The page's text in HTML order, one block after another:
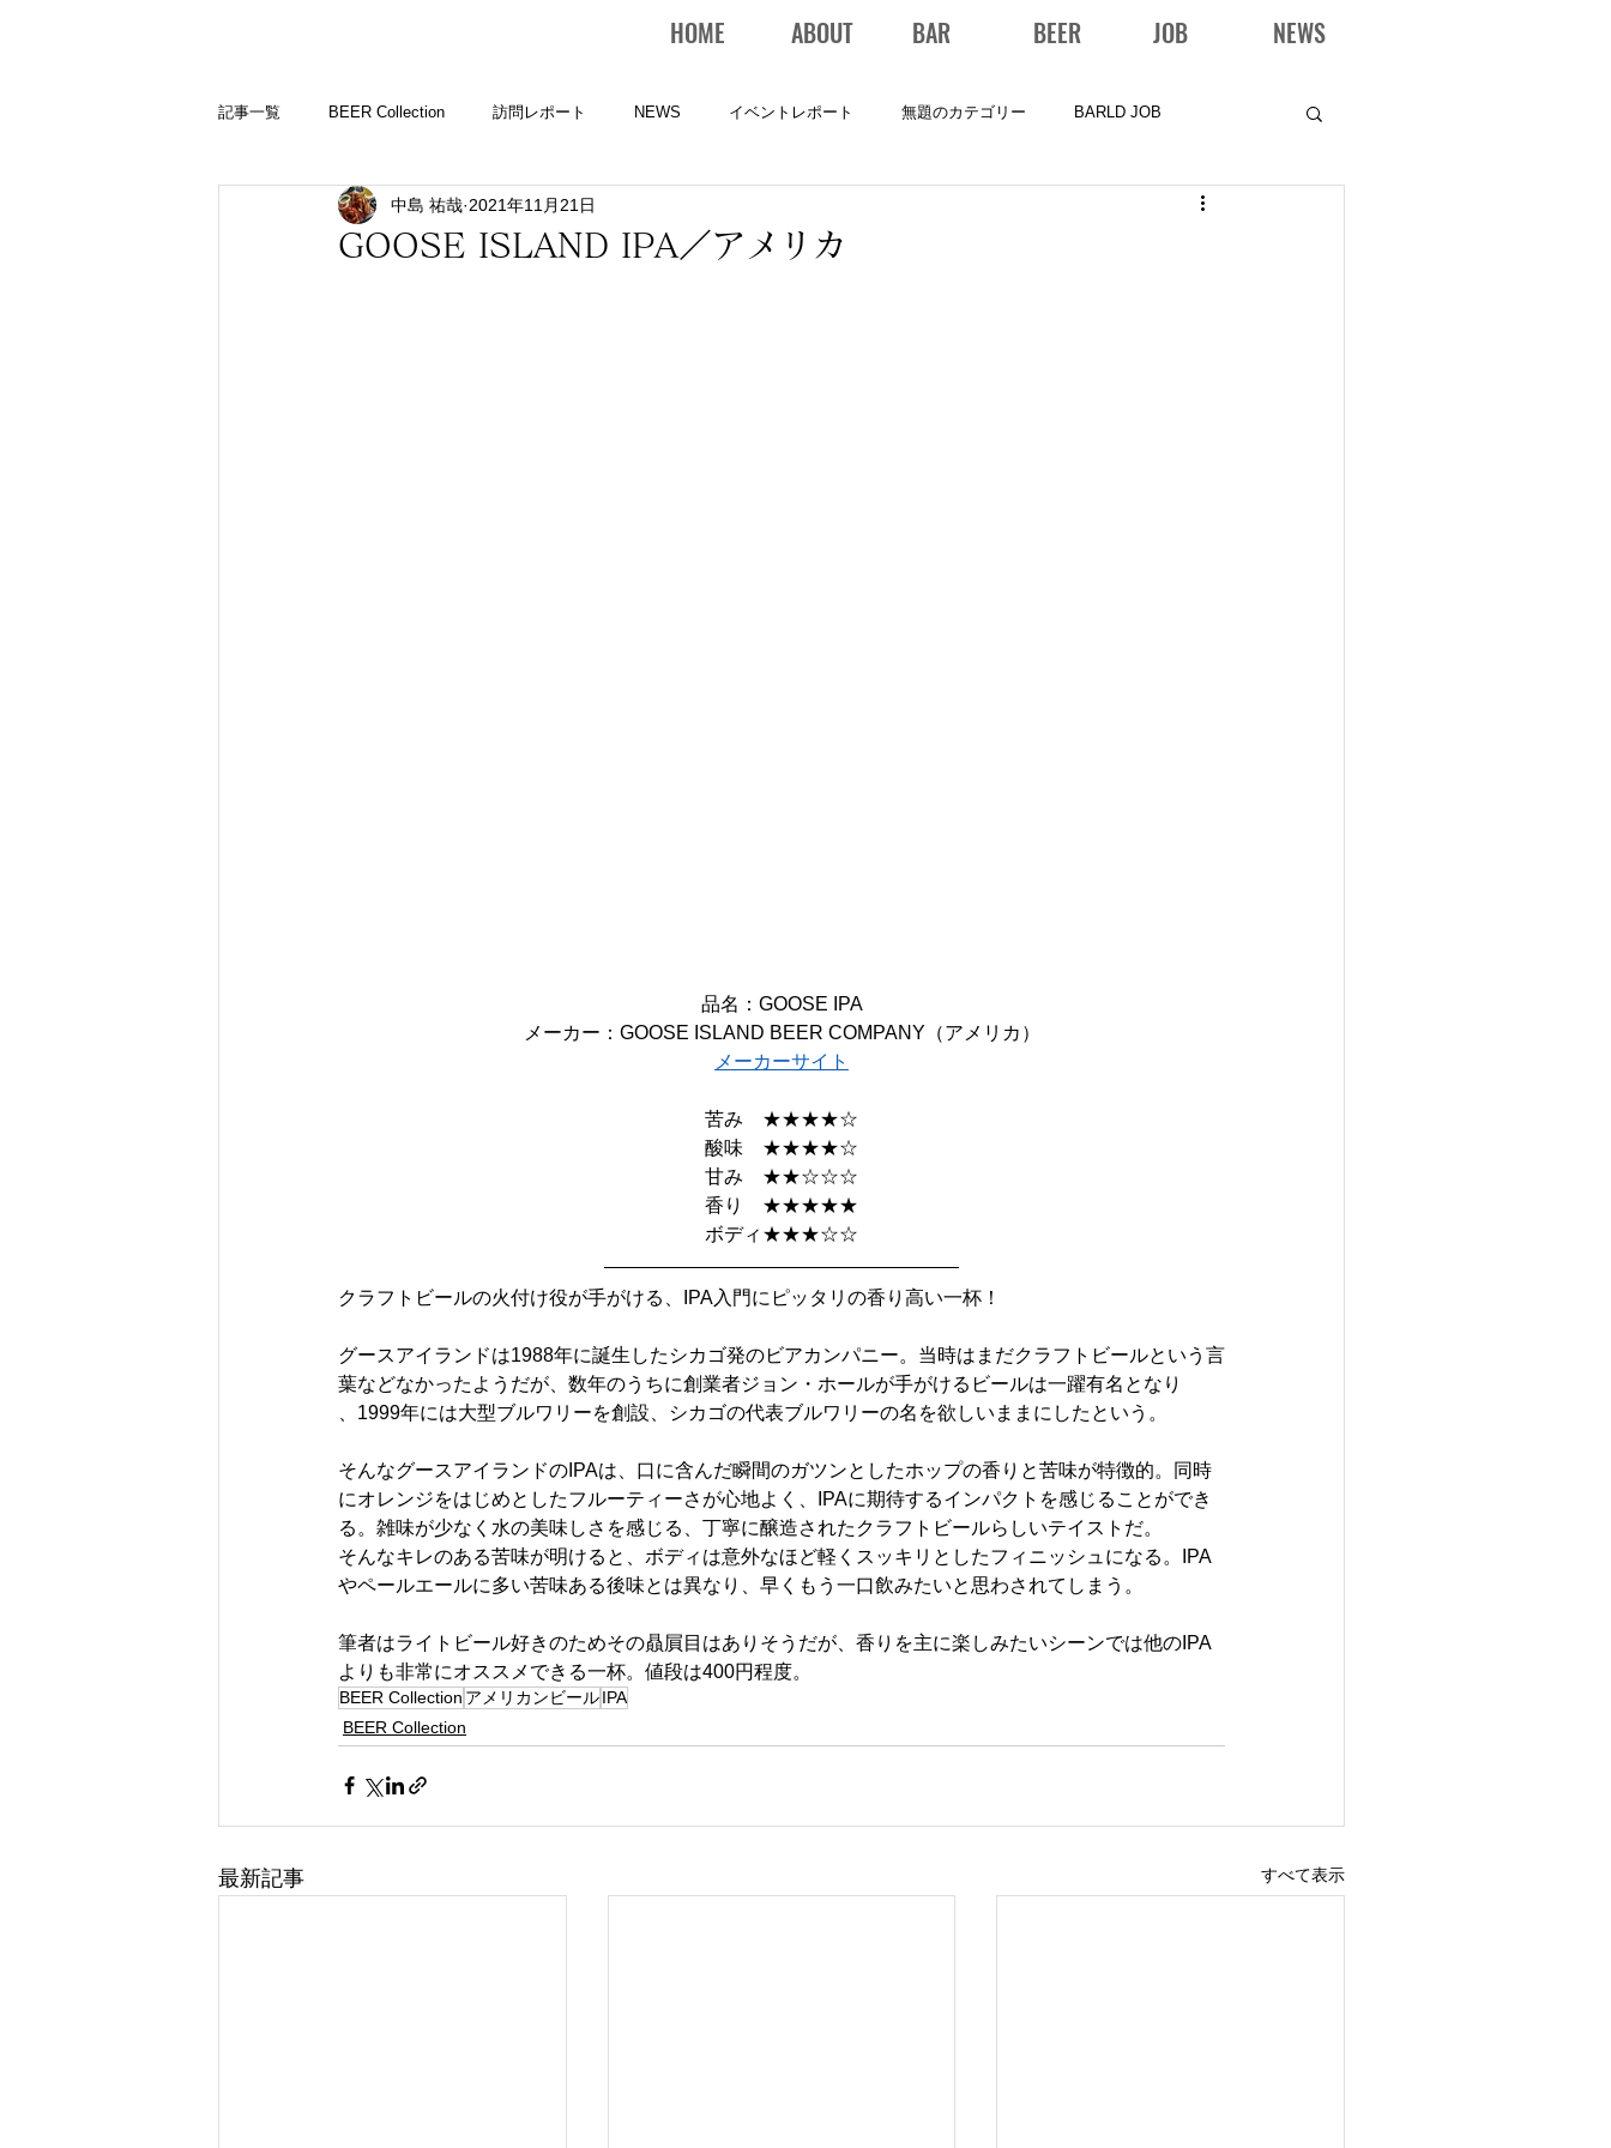
HOME ABOUT BAR BEER JOB NEWS
記事一覧 BEER Collection 訪問レポート NEWS イベントレポート 無題のカテゴリー BARLD JOB
バーコラム
GOOSE ISLAND IPA／アメリカ
中島 祐哉 2021年11月21日
品名：GOOSE IPA
メーカー：GOOSE ISLAND BEER COMPANY（アメリカ）
メーカーサイト
苦み　★★★★☆
酸味　★★★★☆
甘み　★★☆☆☆
香り　★★★★★
ボディ★★★☆☆
クラフトビールの火付け役が手がける、IPA入門にピッタリの香り高い一杯！
グースアイランドは1988年に誕生したシカゴ発のビアカンパニー。当時はまだクラフトビールという言
葉などなかったようだが、数年のうちに創業者ジョン・ホールが手がけるビールは一躍有名となり
、1999年には大型ブルワリーを創設、シカゴの代表ブルワリーの名を欲しいままにしたという。
そんなグースアイランドのIPAは、口に含んだ瞬間のガツンとしたホップの香りと苦味が特徴的。同時
にオレンジをはじめとしたフルーティーさが心地よく、IPAに期待するインパクトを感じることができ
る。雑味が少なく水の美味しさを感じる、丁寧に醸造されたクラフトビールらしいテイストだ。
そんなキレのある苦味が明けると、ボディは意外なほど軽くスッキリとしたフィニッシュになる。IPA
やペールエールに多い苦味ある後味とは異なり、早くもう一口飲みたいと思わされてしまう。
筆者はライトビール好きのためその贔屓目はありそうだが、香りを主に楽しみたいシーンでは他のIPA
よりも非常にオススメできる一杯。値段は400円程度。
BEER Collection アメリカンビールIPA
BEER Collection
最新記事 すべて表示